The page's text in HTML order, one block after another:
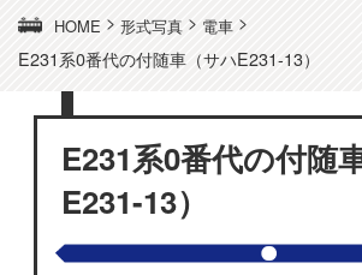
HOME > 形式写真 > 電車 >
E231系0番代の付随車（サハE231-13）
E231系0番代の付随
E231-13）